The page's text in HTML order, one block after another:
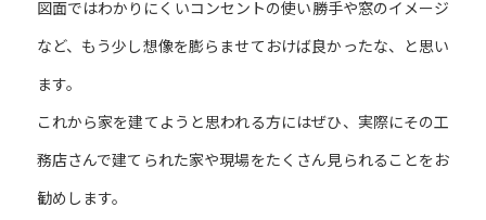
図面ではわかりにくいコンセントの使い勝手や窓のイメージ
など、もう少し想像を膨らませておけば良かったな、と思い
ます。
これから家を建てようと思われる方にはぜひ、実際にその工
務店さんで建てられた家や現場をたくさん見られることをお
勧めします。